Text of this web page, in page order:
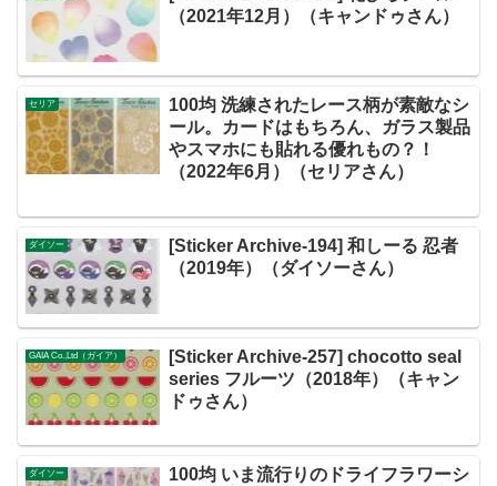
（2021年12月）（キャンドゥさん）
セリア
100均 洗練されたレース柄が素敵なシ
ール。カードはもちろん、ガラス製品
やスマホにも貼れる優れもの？！
（2022年6月）（セリアさん）
ダイソー
[Sticker Archive-194] 和しーる 忍者
（2019年）（ダイソーさん）
GAIA Co.,Ltd（ガイア）
[Sticker Archive-257] chocotto seal
series フルーツ（2018年）（キャン
ドゥさん）
ダイソー
100均 いま流行りのドライフラワーシ